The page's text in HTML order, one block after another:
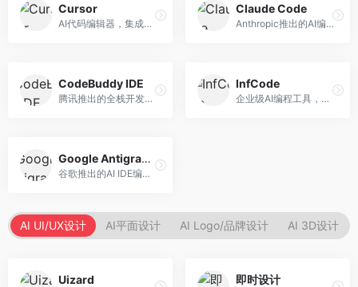
Cursor
AI代码编辑器，集成GPT-4模型，专注于智能编程辅助。面向开发者，提供代码生成、代码解释、错误修复等服务，编程体验流畅，开发效率高。
Claude Code
Anthropic推出的AI编程工具，基于Claude模型。面向开发者，提供代码生成、代码审查、调试辅助等服务，代码质量高，推理能力强。
CodeBuddy IDE
腾讯推出的全栈开发AI IDE，整合腾讯云服务。面向开发者，提供代码生成、调试辅助、部署服务等功能，与腾讯云生态深度整合。
InfCode
企业级AI编程工具，专注于团队协作开发。面向企业开发团队，提供代码生成、代码审查、团队协作等服务，企业级功能完善。
Google Antigravity
谷歌推出的AI IDE编程智能体，整合Google Cloud服务。面向谷歌生态开发者，提供智能编程辅助、云服务集成等功能。
AI UI/UX设计 AI平面设计 AI Logo/品牌设计 AI 3D设计
Uizard 即时设计